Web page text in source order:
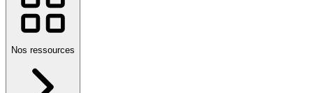
Nos ressources